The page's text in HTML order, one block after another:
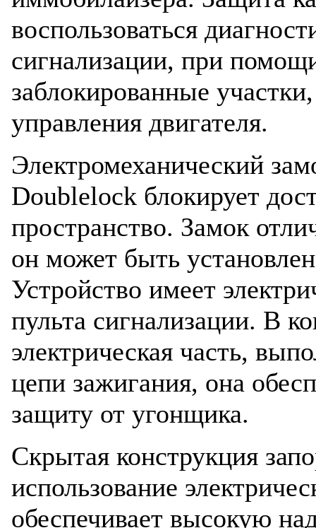
воспользоваться
сигнализации, при
заблокированные
управления двигателя.
Электромеханический
Doublelock блокирует
пространство. Замок
он может быть
Устройство имеет
пульта сигнализации. В
электрическая часть,
цепи зажигания, она
защиту от угонщика.
Скрытая конструкция
использование
обеспечивает высокую